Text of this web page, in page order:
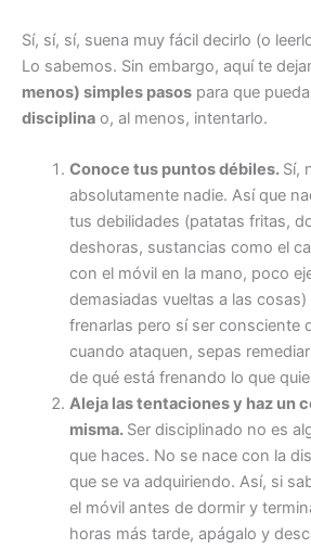
Sí, sí, sí, suena muy fácil decirlo (o
Lo sabemos. Sin embargo, aquí te
menos) simples pasos para que
disciplina o, al menos, intentarlo.
Conoce tus puntos débiles. Sí,
absolutamente nadie. Así que
tus debilidades (patatas fritas,
deshoras, sustancias como el
con el móvil en la mano, poco
demasiadas vueltas a las
frenarlas pero sí ser consciente
cuando ataquen, sepas
de qué está frenando lo que
Aleja las tentaciones y haz un
misma. Ser disciplinado no es
que haces. No se nace con la
que se va adquiriendo. Así, si
el móvil antes de dormir y
horas más tarde, apágalo y